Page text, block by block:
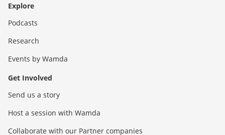
Explore
Podcasts
Research
Events by Wamda
Get Involved
Send us a story
Host a session with Wamda
Collaborate with our Partner companies